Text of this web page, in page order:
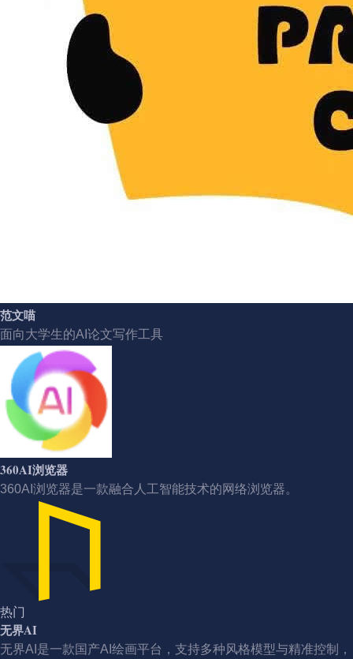
范文喵
面向大学生的AI论文写作工具
360AI浏览器
360AI浏览器是一款融合人工智能技术的网络浏览器。
热门
无界AI
无界AI是一款国产AI绘画平台，支持多种风格模型与精准控制，